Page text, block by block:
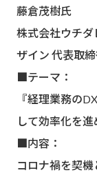
藤倉茂樹氏
株式会社ウチダ
ザイン 代表取
■テーマ：
『経理業務の
して効率化を
■内容：
コロナ禍を契